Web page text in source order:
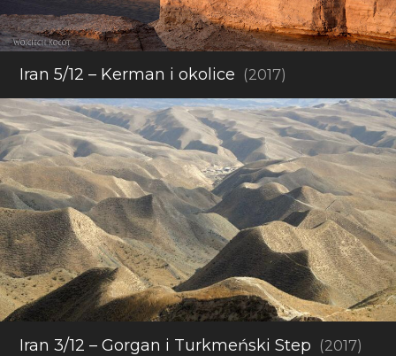
Iran 5/12 – Kerman i okolice (2017)
Iran 3/12 – Gorgan i Turkmeński Step (2017)